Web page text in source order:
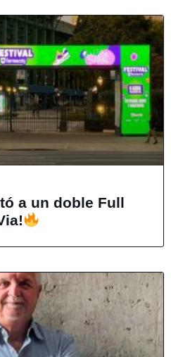
a un doble Full